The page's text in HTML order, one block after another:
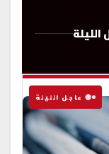
🔴 عاجل الليلة